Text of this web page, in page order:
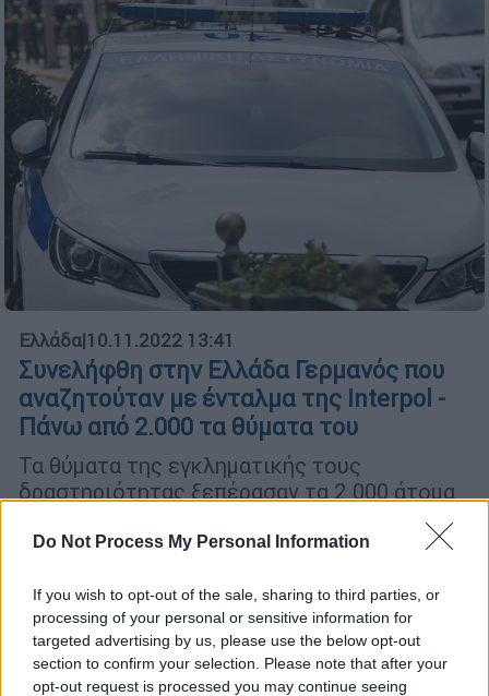
Do Not Process My Personal Information
If you wish to opt-out of the sale, sharing to third parties, or
processing of your personal or sensitive information for
targeted advertising by us, please use the below opt-out
section to confirm your selection. Please note that after your
opt-out request is processed you may continue seeing
Ελλάδα|10.11.2022 13:41
Συνελήφθη στην Ελλάδα Γερμανός που
αναζητούταν με ένταλμα της Interpol -
Πάνω από 2.000 τα θύματα του
Τα θύματα της εγκληματικής τους
δραστηριότητας ξεπέρασαν τα 2.000 άτομα
οικονομικό όφελος να ανέρχεται στα 28